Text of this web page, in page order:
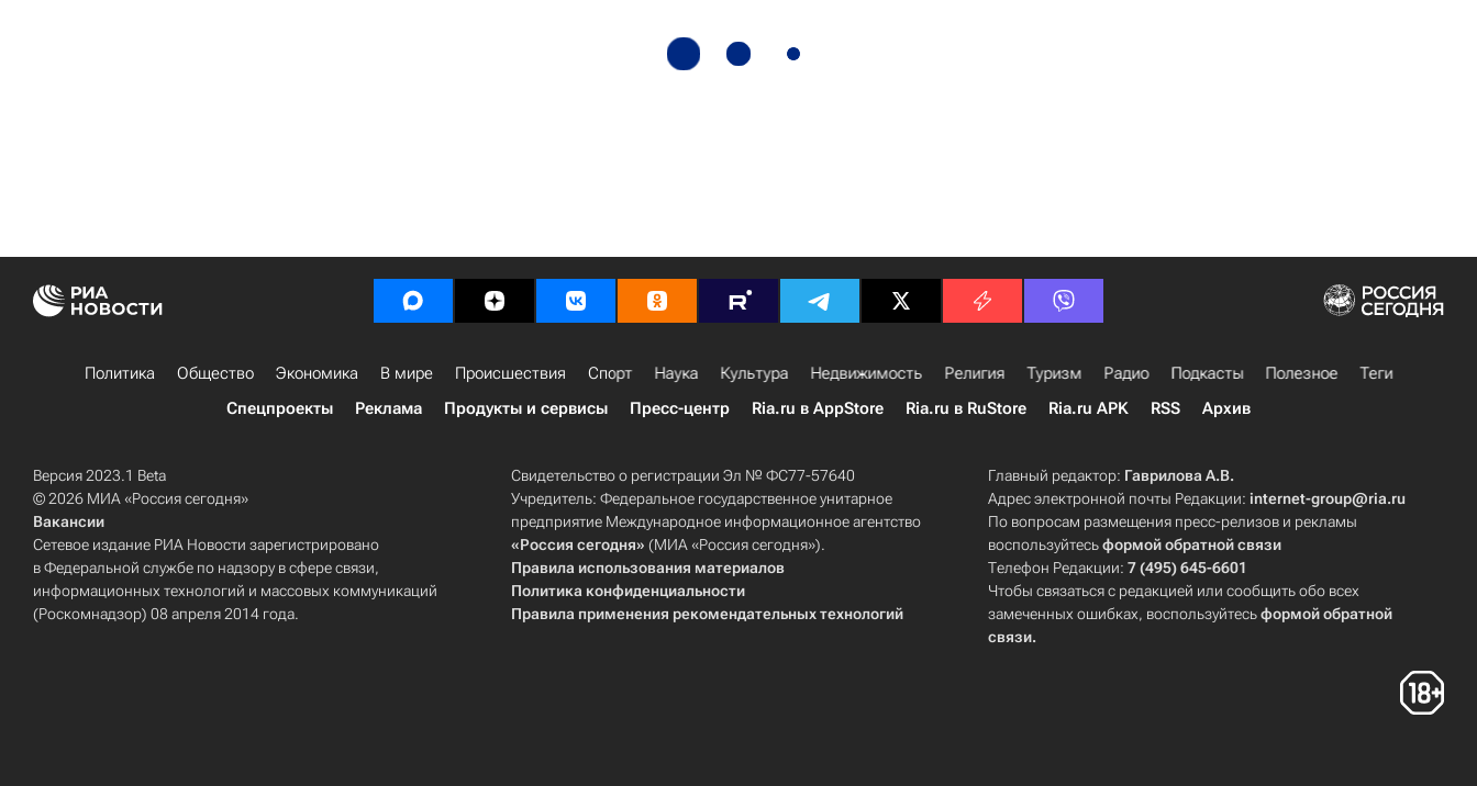
Политика Общество Экономика В мире Происшествия Спорт Наука Культура Недвижимость Религия Туризм Радио Подкасты Полезное
Теги
Спецпроекты
Реклама Продукты и сервисы Пресс-центр Ria.ru в AppStore Ria.ru в RuStore Ria.ru APK RSS Архив
Версия 2023.1 Beta
© 2026 МИА «Россия сегодня»
Вакансии
Сетевое издание РИА Новости зарегистрировано
в Федеральной службе по надзору в сфере связи,
информационных технологий и массовых коммуникаций
(Роскомнадзор) 08 апреля 2014 года.
Свидетельство о регистрации Эл № ФС77-57640
Учредитель: Федеральное государственное унитарное
предприятие Международное информационное агентство
«Россия сегодня» (МИА «Россия сегодня»).
Правила использования материалов
Политика конфиденциальности
Правила применения рекомендательных технологий
Главный редактор: Гаврилова А.В.
Адрес электронной почты Редакции:internet-group@ria.ru
По вопросам размещения пресс-релизов и рекламы
воспользуйтесьформой обратной связи
Телефон Редакции:7 (495) 645-6601
Чтобы связаться с редакцией или сообщить обо всех
замеченных ошибках, воспользуйтесьформой обратной
связи.